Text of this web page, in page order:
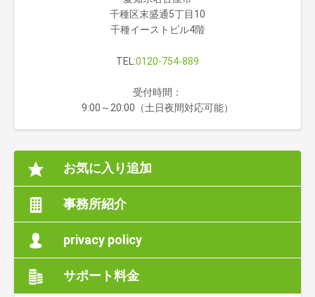
千種区末盛通5丁目10
千種イーストビル4階
TEL:0120-754-889
受付時間：
9:00～20:00（土日夜間対応可能）
お気に入り追加
事務所紹介
privacy policy
サポート料金